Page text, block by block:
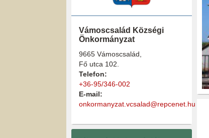
Vámoscsalád Községi
Önkormányzat
9665 Vámoscsalád,
Fő utca 102.
Telefon:
+36-95/346-002
E-mail:
onkormanyzat.vcsalad@repcenet.hu